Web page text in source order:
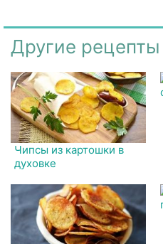
Другие рецепты
Чипсы из картошки в
духовке